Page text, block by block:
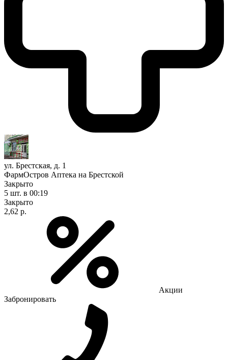
ул. Брестская, д. 1
ФармОстров Аптека на Брестской
Закрыто
5 шт. в 00:19
Закрыто
2,62 р.
Акции
Забронировать